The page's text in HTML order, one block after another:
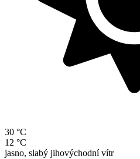
30 °C
12 °C
jasno, slabý jihovýchodní vítr